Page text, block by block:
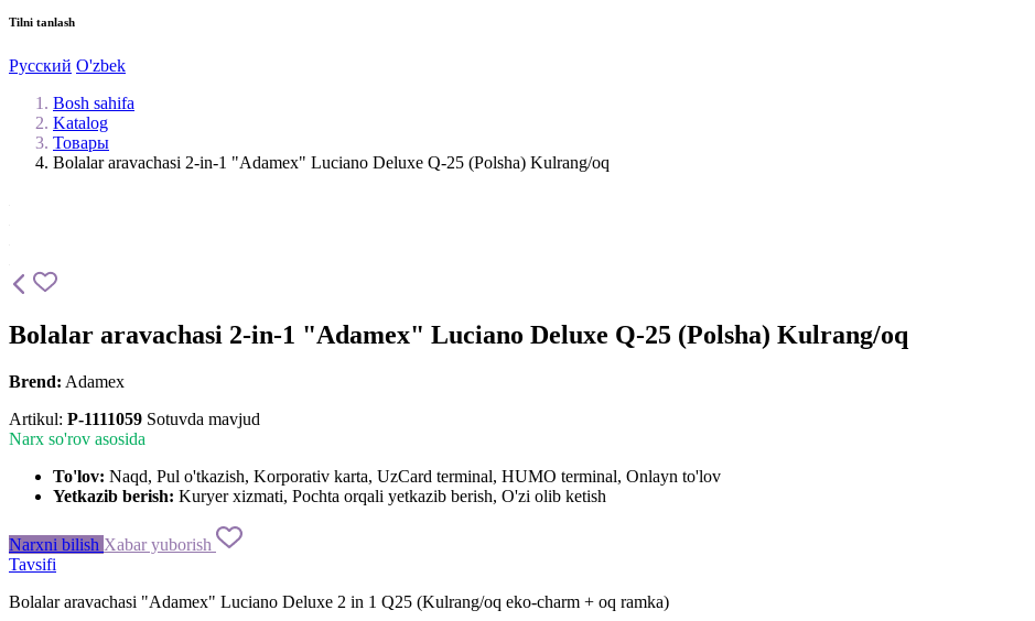
Tilni tanlash
Русский O'zbek
Bosh sahifa
Katalog
Товары
Bolalar aravachasi 2-in-1 "Adamex" Luciano Deluxe Q-25 (Polsha) Kulrang/oq
Bolalar aravachasi 2-in-1 "Adamex" Luciano Deluxe Q-25 (Polsha) Kulrang/oq
Brend: Adamex
Artikul: P-1111059 Sotuvda mavjud
Narx so'rov asosida
To'lov: Naqd, Pul o'tkazish, Korporativ karta, UzCard terminal, HUMO terminal, Onlayn to'lov
Yetkazib berish: Kuryer xizmati, Pochta orqali yetkazib berish, O'zi olib ketish
Narxni bilish Xabar yuborish
Tavsifi
Bolalar aravachasi "Adamex" Luciano Deluxe 2 in 1 Q25 (Kulrang/oq eko-charm + oq ramka)